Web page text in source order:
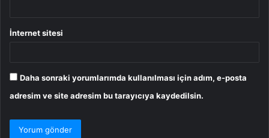
İnternet sitesi
Daha sonraki yorumlarımda kullanılması için adım, e-posta
adresim ve site adresim bu tarayıcıya kaydedilsin.